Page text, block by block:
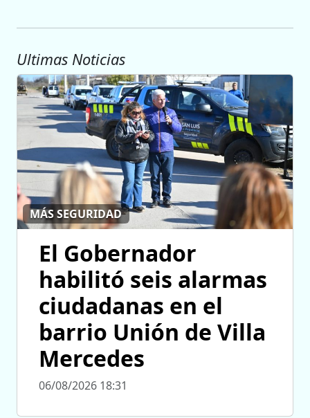
Ultimas Noticias
MÁS SEGURIDAD
El Gobernador
habilitó seis alarmas
ciudadanas en el
barrio Unión de Villa
Mercedes
06/08/2026 18:31